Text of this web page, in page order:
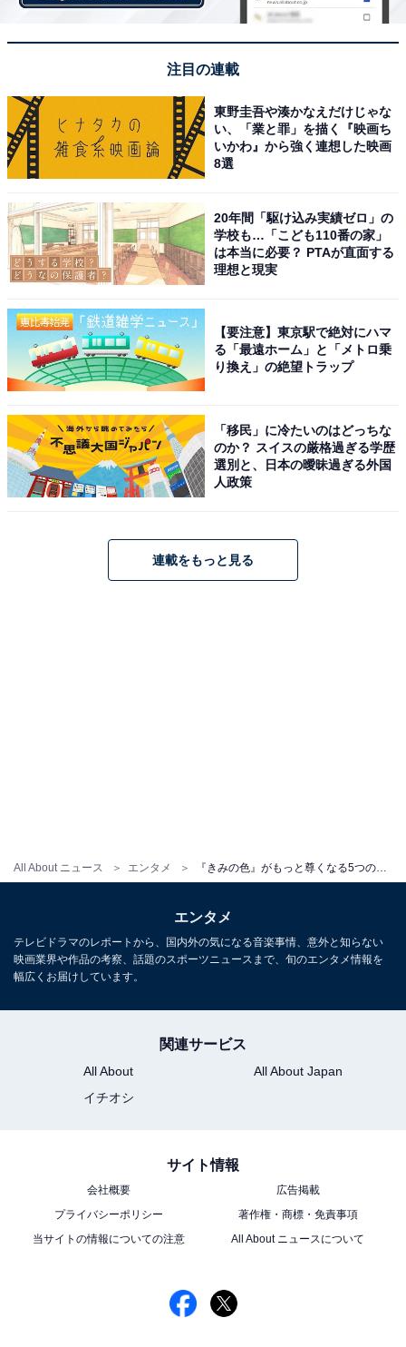
All About ニュース エンタメ 『きみの色』がもっと尊くなる5つのポイント。あえてストレスを避けた「選択を肯定する物語」である理由
注目の連載
東野圭吾や湊かなえだけじゃな
い、「業と罪」を描く『映画ち
いかわ』から強く連想した映画
8選
20年間「駆け込み実績ゼロ」の
学校も…「こども110番の家」
は本当に必要？ PTAが直面する
理想と現実
【要注意】東京駅で絶対にハマ
る「最遠ホーム」と「メトロ乗
り換え」の絶望トラップ
「移民」に冷たいのはどっちな
のか？ スイスの厳格過ぎる学歴
選別と、日本の曖昧過ぎる外国
人政策
連載をもっと見る
エンタメ
テレビドラマのレポートから、国内外の気になる音楽事情、意外と知らない
映画業界や作品の考察、話題のスポーツニュースまで、旬のエンタメ情報を
幅広くお届けしています。
関連サービス
All About
All About Japan
イチオシ
サイト情報
会社概要
広告掲載
プライバシーポリシー
著作権・商標・免責事項
当サイトの情報についての注意
All About ニュースについて